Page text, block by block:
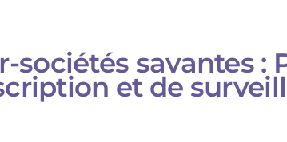
savantes :
et de